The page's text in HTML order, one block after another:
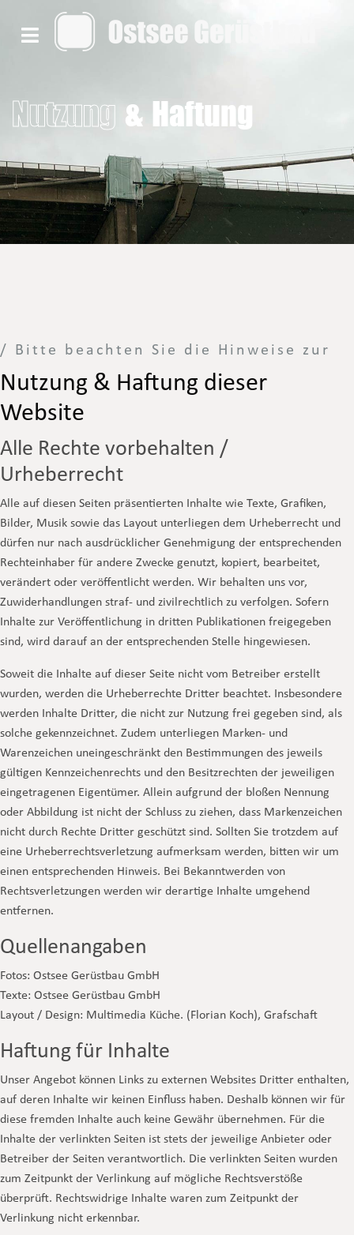
Nutzung & Haftung
/ Bitte beachten Sie die Hinweise zur
Nutzung & Haftung dieser
Website
Alle Rechte vorbehalten /
Urheberrecht
Alle auf diesen Seiten präsentierten Inhalte wie Texte, Grafiken,
Bilder, Musik sowie das Layout unterliegen dem Urheberrecht und
dürfen nur nach ausdrücklicher Genehmigung der entsprechenden
Rechteinhaber für andere Zwecke genutzt, kopiert, bearbeitet,
verändert oder veröffentlicht werden. Wir behalten uns vor,
Zuwiderhandlungen straf- und zivilrechtlich zu verfolgen. Sofern
Inhalte zur Veröffentlichung in dritten Publikationen freigegeben
sind, wird darauf an der entsprechenden Stelle hingewiesen.
Soweit die Inhalte auf dieser Seite nicht vom Betreiber erstellt
wurden, werden die Urheberrechte Dritter beachtet. Insbesondere
werden Inhalte Dritter, die nicht zur Nutzung frei gegeben sind, als
solche gekennzeichnet. Zudem unterliegen Marken- und
Warenzeichen uneingeschränkt den Bestimmungen des jeweils
gültigen Kennzeichenrechts und den Besitzrechten der jeweiligen
eingetragenen Eigentümer. Allein aufgrund der bloßen Nennung
oder Abbildung ist nicht der Schluss zu ziehen, dass Markenzeichen
nicht durch Rechte Dritter geschützt sind. Sollten Sie trotzdem auf
eine Urheberrechtsverletzung aufmerksam werden, bitten wir um
einen entsprechenden Hinweis. Bei Bekanntwerden von
Rechtsverletzungen werden wir derartige Inhalte umgehend
entfernen.
Quellenangaben
Fotos: Ostsee Gerüstbau GmbH
Texte: Ostsee Gerüstbau GmbH
Layout / Design: Multimedia Küche. (Florian Koch), Grafschaft
Haftung für Inhalte
Unser Angebot können Links zu externen Websites Dritter enthalten,
auf deren Inhalte wir keinen Einfluss haben. Deshalb können wir für
diese fremden Inhalte auch keine Gewähr übernehmen. Für die
Inhalte der verlinkten Seiten ist stets der jeweilige Anbieter oder
Betreiber der Seiten verantwortlich. Die verlinkten Seiten wurden
zum Zeitpunkt der Verlinkung auf mögliche Rechtsverstöße
überprüft. Rechtswidrige Inhalte waren zum Zeitpunkt der
Verlinkung nicht erkennbar.